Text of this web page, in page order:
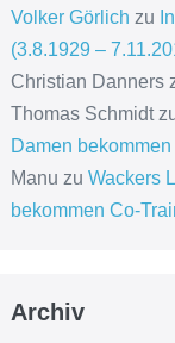
Volker Görlich zu
(3.8.1929 –
Christian Danners
Thomas Schmidt
Damen
Manu zu Wackers
bekommen Co-
Archiv